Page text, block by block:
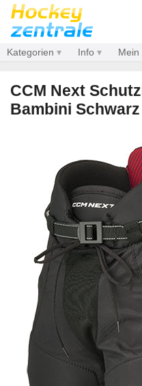
Kategorien Info Mein
CCM Next
Bambini Schwarz